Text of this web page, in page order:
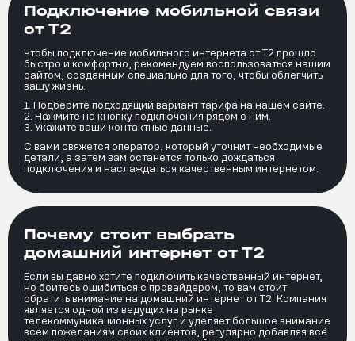
Подключение мобильной связи
от Т2
Чтобы подключение мобильного интернета от Т2 прошло
быстро и комфортно, рекомендуем воспользоваться нашим
сайтом, созданным специально для того, чтобы облегчить
вашу жизнь.
Подберите подходящий вариант тарифа на нашем сайте.
Нажмите на кнопку подключения рядом с ним.
Укажите ваши контактные данные.
С вами свяжется оператор, который уточнит необходимые
детали, а затем вам останется только дождаться
подключения и наслаждаться качественным интернетом.
Почему стоит выбрать
домашний интернет от Т2
Если вы давно хотите подключить качественный интернет,
но боитесь ошибиться с провайдером, то вам стоит
обратить внимание на домашний интернет от Т2. Компания
является одной из ведущих на рынке
телекоммуникационных услуг и уделяет большое внимание
всем пожеланиям своих клиентов, регулярно добавляя всё